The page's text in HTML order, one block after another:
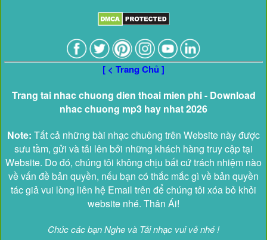
[ < Trang Chủ ]
Trang tai nhac chuong dien thoai mien phi - Download
nhac chuong mp3 hay nhat 2026
Note: Tất cả những bài nhạc chuông trên Website này được
sưu tầm, gửi và tải lên bởi những khách hàng truy cập tại
Website. Do đó, chúng tôi không chịu bất cứ trách nhiệm nào
về vấn đề bản quyền, nếu bạn có thắc mắc gì về bản quyền
tác giả vui lòng liên hệ Email trên để chúng tôi xóa bỏ khỏi
website nhé. Thân Ái!
Chúc các bạn Nghe và Tải nhạc vui vẻ nhé !